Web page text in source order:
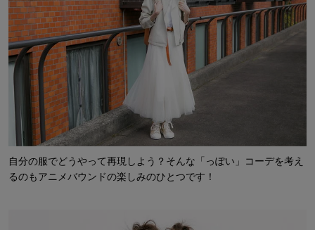
自分の服でどうやって再現しよう？そんな「っぽい」コーデを考え
るのもアニメバウンドの楽しみのひとつです！